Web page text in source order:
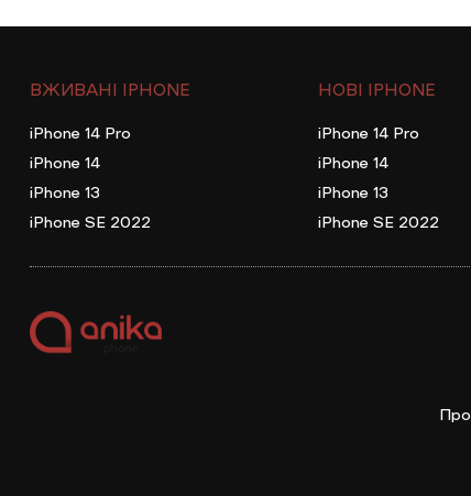
ВЖИВАНІ IPHONE
iPhone 14 Pro
iPhone 14
iPhone 13
iPhone SE 2022
НОВІ IPHONE
iPhone 14 Pro
iPhone 14
iPhone 13
iPhone SE 2022